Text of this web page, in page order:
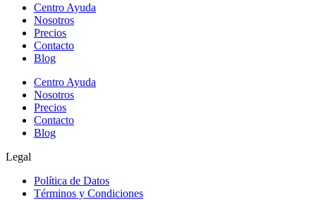
Centro Ayuda
Nosotros
Precios
Contacto
Blog
Centro Ayuda
Nosotros
Precios
Contacto
Blog
Legal
Política de Datos
Términos y Condiciones